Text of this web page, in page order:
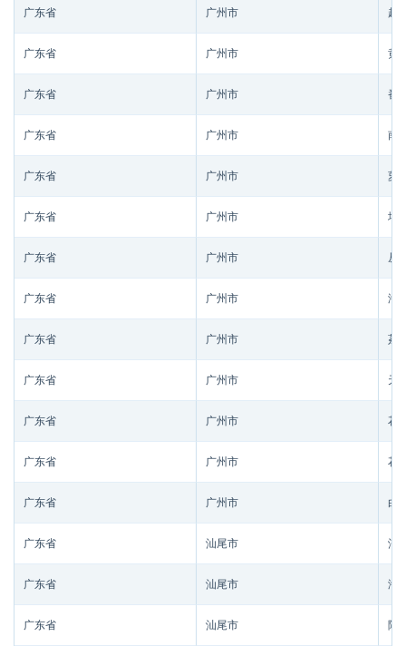
广东省 广州市 越
广东省 广州市 黄
广东省 广州市 番
广东省 广州市 南
广东省 广州市 萝
广东省 广州市 增
广东省 广州市 从
广东省 广州市 海
广东省 广州市 荔
广东省 广州市 天
广东省 广州市 花
广东省 广州市 花
广东省 广州市 白
广东省 汕尾市 汕
广东省 汕尾市 海
广东省 汕尾市 陆